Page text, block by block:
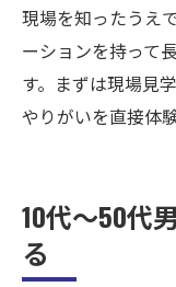
現場を知ったうえ
ーションを持って
す。まずは現場見
やりがいを直接体
10代〜50代
る